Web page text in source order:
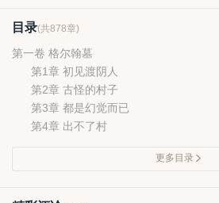
目录(共878章)
第一卷 格尔翰墓
第1章 初见渡阴人
第2章 古怪的村子
第3章 都是幻觉而已
第4章 出不了村
更多目录